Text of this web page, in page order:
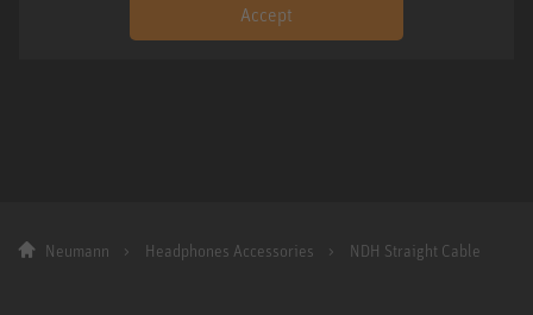
Accept
Neumann Headphones Accessories NDH Straight Cable